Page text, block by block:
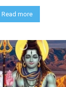
Read more